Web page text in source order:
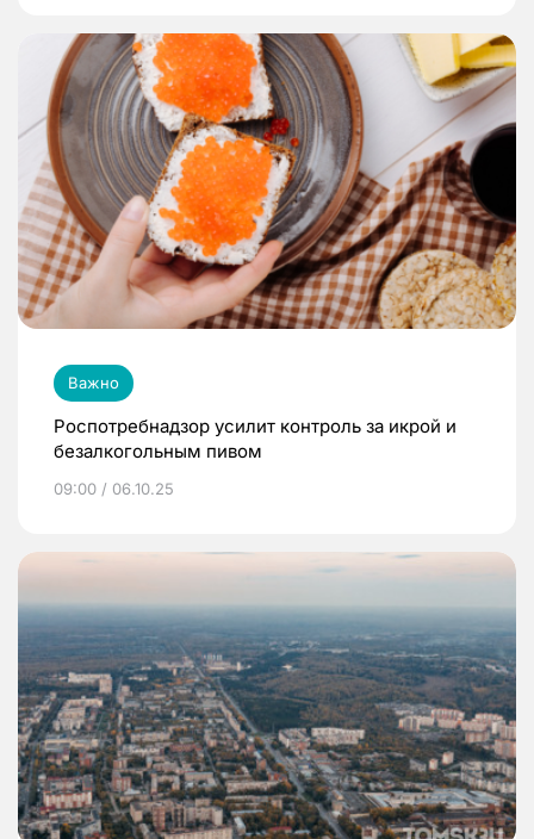
Важно
Роспотребнадзор усилит контроль за икрой и
безалкогольным пивом
09:00 / 06.10.25